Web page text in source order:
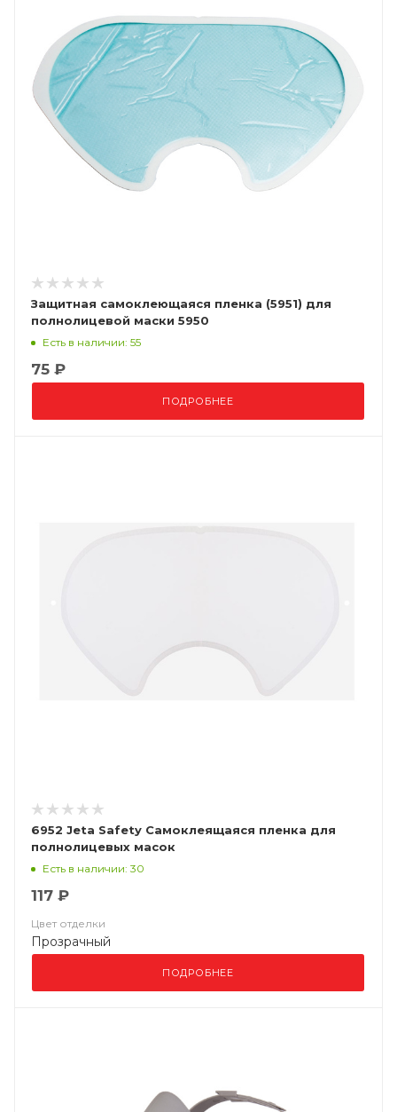
Защитная самоклеющаяся пленка (5951) для
полнолицевой маски 5950
Есть в наличии: 55
75 ₽
ПОДРОБНЕЕ
6952 Jeta Safety Самоклеящаяся пленка для
полнолицевых масок
Есть в наличии: 30
117 ₽
Цвет отделки
Прозрачный
ПОДРОБНЕЕ